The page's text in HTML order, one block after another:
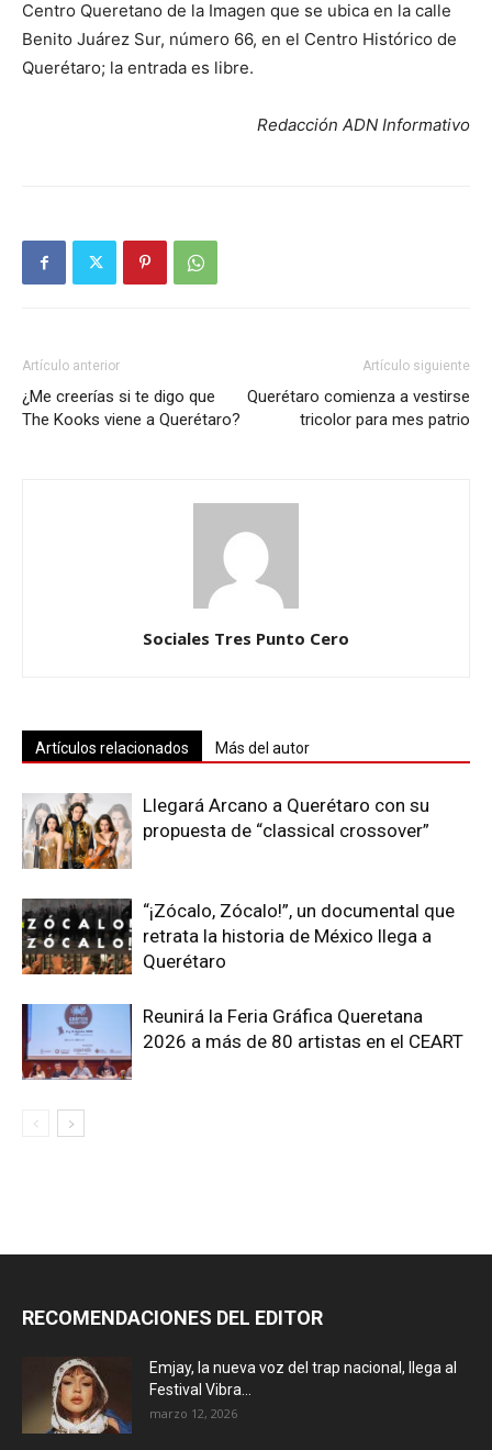
Centro Queretano de la Imagen que se ubica en la calle
Benito Juárez Sur, número 66, en el Centro Histórico de
Querétaro; la entrada es libre.
Redacción ADN Informativo
Artículo anterior
¿Me creerías si te digo que
The Kooks viene a Querétaro?
Artículo siguiente
Querétaro comienza a vestirse
tricolor para mes patrio
Sociales Tres Punto Cero
Artículos relacionados Más del autor
Llegará Arcano a Querétaro con su
propuesta de “classical crossover”
“¡Zócalo, Zócalo!”, un documental que
retrata la historia de México llega a
Querétaro
Reunirá la Feria Gráfica Queretana
2026 a más de 80 artistas en el CEART
RECOMENDACIONES DEL EDITOR
Emjay, la nueva voz del trap nacional, llega al
Festival Vibra...
marzo 12, 2026